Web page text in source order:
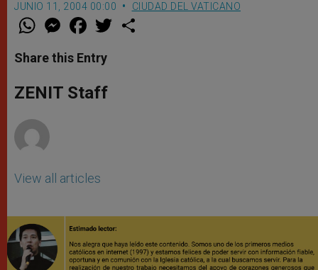
JUNIO 11, 2004 00:00 CIUDAD DEL VATICANO
W
t
s
p
p
M
e
s
e
g
e
F
a
e
b
o
k
w
Share this Entry
ZENIT Staff
View all articles